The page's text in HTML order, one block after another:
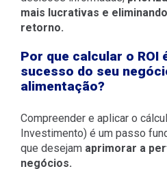
mais lucrativas e
retorno.
Por que calcular o ROI
sucesso do seu
alimentação?
Compreender e aplicar o
Investimento) é um passo
que desejam aprimorar a
negócios.